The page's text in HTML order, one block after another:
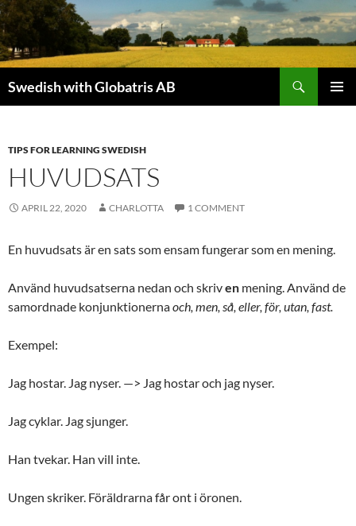
Skip
to
content
Swedish with Globatris AB
TIPS FOR LEARNING SWEDISH
HUVUDSATS
APRIL 22, 2020 CHARLOTTA 1 COMMENT
En huvudsats är en sats som ensam fungerar som en mening.
Använd huvudsatserna nedan och skriven mening. Använd de
samordnade konjunktionernaoch, men, så, eller, för, utan, fast.
Exempel:
Jag hostar. Jag nyser. —> Jag hostar och jag nyser.
Jag cyklar. Jag sjunger.
Han tvekar. Han vill inte.
Ungen skriker. Föräldrarna får ont i öronen.